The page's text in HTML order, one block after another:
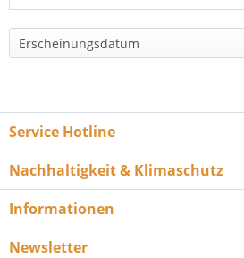
Service Hotline
Nachhaltigkeit & Klimaschutz
Informationen
Newsletter